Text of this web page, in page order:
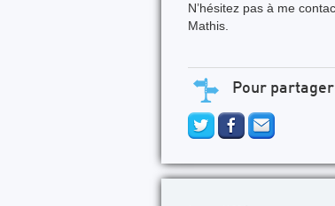
N’hésitez pas à me
Mathis.
Pour